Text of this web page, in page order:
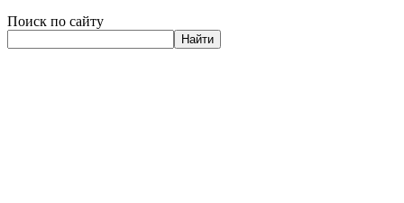
Поиск по сайту
Найти